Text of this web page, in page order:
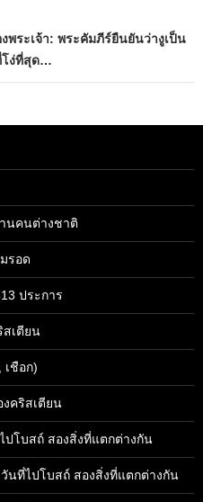
ระเจ้า: พระคัมภีร์ยืนยันว่างูเป็น
โง่ที่สุด…
นคนต่างชาติ
รอด
ประการ
เตียน
ชือก)
คริสเตียน
โบสถ์ สองสิ่งที่แตกต่างกัน
นที่ไปโบสถ์ สองสิ่งที่แตกต่างกัน